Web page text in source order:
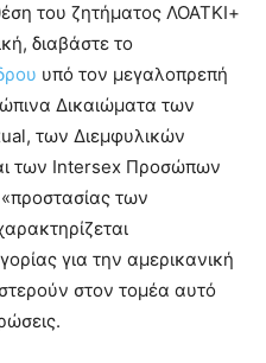
του ζητήματος ΛΟΑΤΚΙ+
διαβάστε το
υπό τον μεγαλοπρεπή
Δικαιώματα των
των Διεμφυλικών
των Ιntersex Προσώπων
των
για την αμερικανική
στον τομέα αυτό